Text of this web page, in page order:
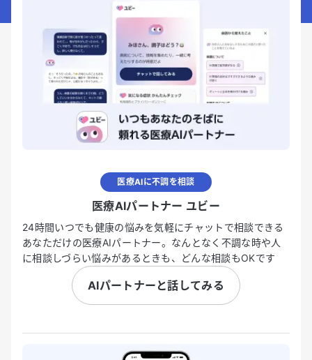
医療AIに不調を相談
医療AIパートナー ユビー
24時間いつでも健康の悩みを気軽にチャットで相談できる
あなただけの医療AIパートナー。なんとなく不調な時や人
に相談しづらい悩みがあるときも、どんな相談もOKです
AIパートナーと話してみる